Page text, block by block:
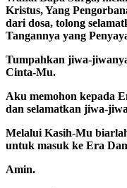
Kristus, Yang
dari dosa, tolong
Tangannya yang
Tumpahkan jiwa-
Cinta-Mu.
Aku memohon kepada
dan selamatkan jiwa-
Melalui Kasih-Mu
untuk masuk ke Era
Amin.